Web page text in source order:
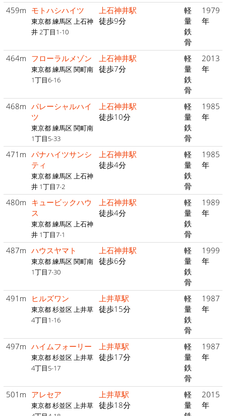
459m モトハシハイツ
東京都 練馬区 上石神
井 2丁目1-10
上石神井駅
徒歩9分
軽
量
鉄
骨
1979
年
464m フローラルメゾン
東京都 練馬区 関町南
1丁目6-16
上石神井駅
徒歩7分
軽
量
鉄
骨
2013
年
468m パレーシャルハイ
ツ
東京都 練馬区 関町南
1丁目5-33
上石神井駅
徒歩10分
軽
量
鉄
骨
1985
年
471m パナハイツサンシ
ティ
東京都 練馬区 上石神
井 1丁目7-2
上石神井駅
徒歩4分
軽
量
鉄
骨
1985
年
480m キュービックハウ
ス
東京都 練馬区 上石神
井 1丁目7-1
上石神井駅
徒歩4分
軽
量
鉄
骨
1989
年
487m ハウスヤマト
東京都 練馬区 関町南
1丁目7-30
上石神井駅
徒歩6分
軽
量
鉄
骨
1999
年
491m ヒルズワン
東京都 杉並区 上井草
4丁目1-16
上井草駅
徒歩15分
軽
量
鉄
骨
1987
年
497m ハイムフォーリー
東京都 杉並区 上井草
4丁目5-17
上井草駅
徒歩17分
軽
量
鉄
骨
1987
年
501m アレセア
東京都 杉並区 上井草
上井草駅
徒歩18分
軽
量
2015
年